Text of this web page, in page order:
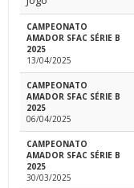
CAMPEONATO
AMADOR SFAC SÉRIE B
2025
13/04/2025
CAMPEONATO
AMADOR SFAC SÉRIE B
2025
06/04/2025
CAMPEONATO
AMADOR SFAC SÉRIE B
2025
30/03/2025